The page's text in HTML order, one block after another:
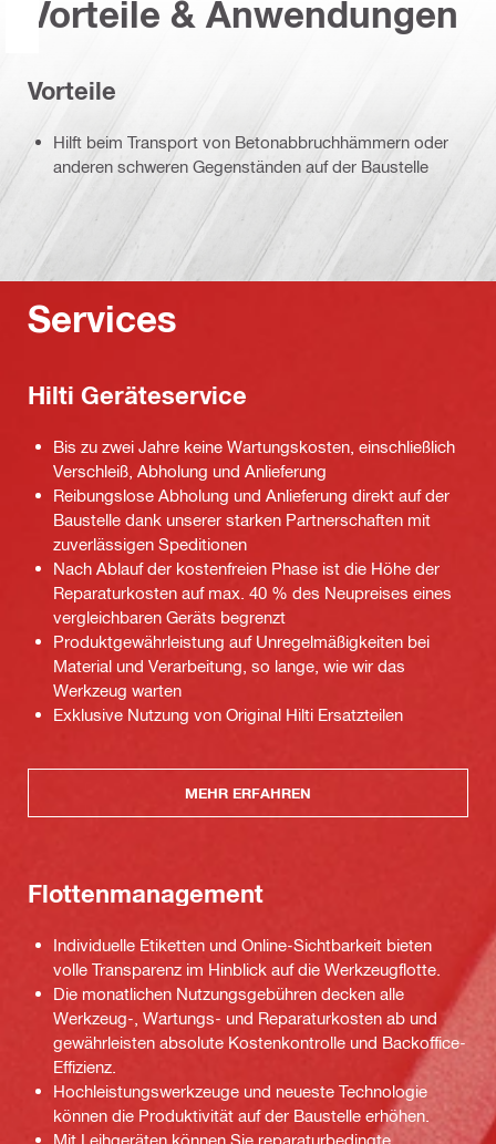
Vorteile & Anwendungen
Vorteile
Hilft beim Transport von Betonabbruchhämmern oder
anderen schweren Gegenständen auf der Baustelle
Services
Hilti Geräteservice
Bis zu zwei Jahre keine Wartungskosten, einschließlich
Verschleiß, Abholung und Anlieferung
Reibungslose Abholung und Anlieferung direkt auf der
Baustelle dank unserer starken Partnerschaften mit
zuverlässigen Speditionen
Nach Ablauf der kostenfreien Phase ist die Höhe der
Reparaturkosten auf max. 40 % des Neupreises eines
vergleichbaren Geräts begrenzt
Produktgewährleistung auf Unregelmäßigkeiten bei
Material und Verarbeitung, so lange, wie wir das
Werkzeug warten
Exklusive Nutzung von Original Hilti Ersatzteilen
MEHR ERFAHREN
Flottenmanagement
Individuelle Etiketten und Online-Sichtbarkeit bieten
volle Transparenz im Hinblick auf die Werkzeugflotte.
Die monatlichen Nutzungsgebühren decken alle
Werkzeug-, Wartungs- und Reparaturkosten ab und
gewährleisten absolute Kostenkontrolle und Backoffice-
Effizienz.
Hochleistungswerkzeuge und neueste Technologie
können die Produktivität auf der Baustelle erhöhen.
Mit Leihgeräten können Sie reparaturbedingte